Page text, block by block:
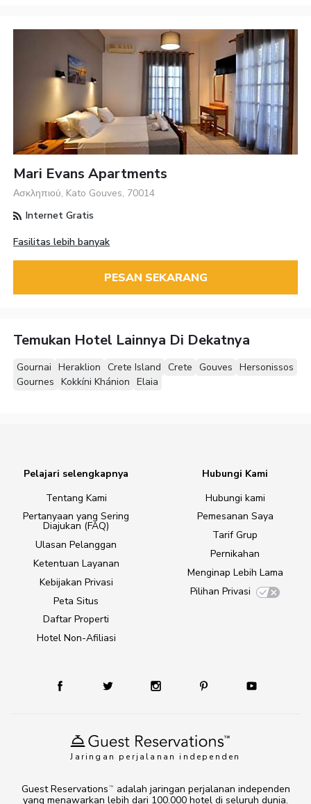
Mari Evans Apartments
Ασκληπιού, Kato Gouves, 70014
Internet Gratis
Fasilitas lebih banyak
PESAN SEKARANG
Temukan Hotel Lainnya Di Dekatnya
Gournai Heraklion Crete Island Crete Gouves Hersonissos
Gournes Kokkíni Khánion Elaia
Jaringan perjalanan independen
Pelajari selengkapnya
Tentang Kami
Pertanyaan yang Sering
Diajukan (FAQ)
Ulasan Pelanggan
Ketentuan Layanan
Kebijakan Privasi
Peta Situs
Daftar Properti
Hotel Non-Afiliasi
Hubungi Kami
Hubungi kami
Pemesanan Saya
Tarif Grup
Pernikahan
Menginap Lebih Lama
Pilihan Privasi
Guest Reservations TM
adalah jaringan perjalanan independen
yang menawarkan lebih dari 100.000 hotel di seluruh dunia.